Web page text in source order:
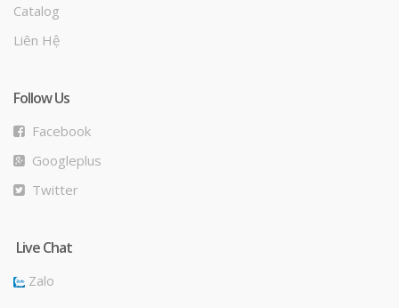
Catalog
Liên Hệ
Follow Us
Facebook
Googleplus
Twitter
Live Chat
Zalo